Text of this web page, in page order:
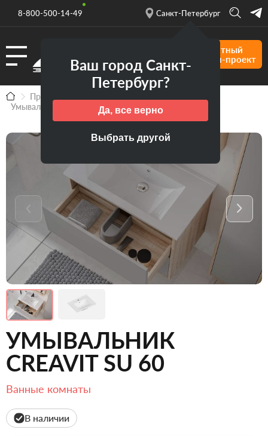
8-800-500-14-49 Санкт-Петербург
Ваш город Санкт-
Петербург?
Да, все верно
Выбрать другой
Бесплатный
дизайн-проект
Продукция
Умывальник Creavit Su 60
УМЫВАЛЬНИК
CREAVIT SU 60
Ванные комнаты
В наличии